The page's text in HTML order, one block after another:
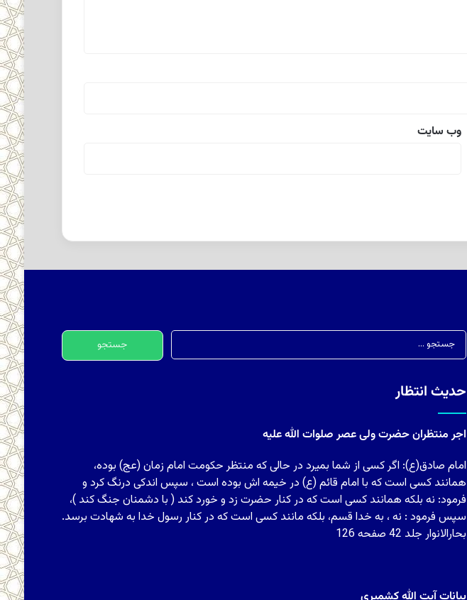
وب‌ سایت
جستجو
برای:
حدیث انتظار
اجر منتظران حضرت ولی عصر صلوات الله علیه
امام صادق(ع): اگر کسی از شما بمیرد در حالی که منتظر حکومت امام زمان (عج) بوده،
همانند کسی است که با امام قائم (ع) در خیمه اش بوده است ، سپس اندکی درنگ کرد و
فرمود: نه بلکه همانند کسی است که در کنار حضرت زد و خورد کند ( با دشمنان جنگ کند )،
سپس فرمود : نه ، به خدا قسم، بلکه مانند کسی است که در کنار رسول خدا به شهادت برسد.
بحارالانوار جلد 42 صفحه 126